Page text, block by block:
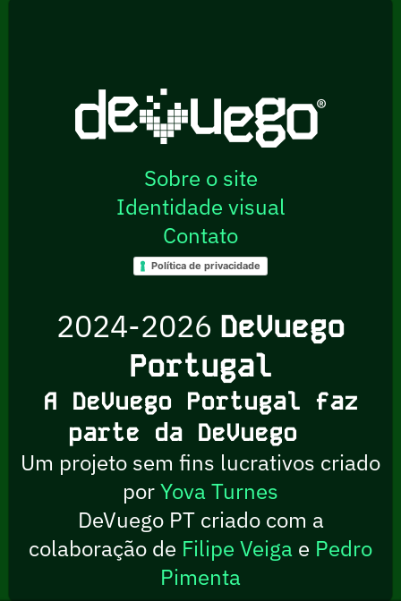
Sobre o site
Identidade visual
Contato
Política de privacidade
2024-2026 DeVuego
Portugal
A DeVuego Portugal faz
parte da DeVuego
Um projeto sem fins lucrativos criado
porYova Turnes
DeVuego PT criado com a
colaboração de Filipe Veiga e Pedro
Pimenta